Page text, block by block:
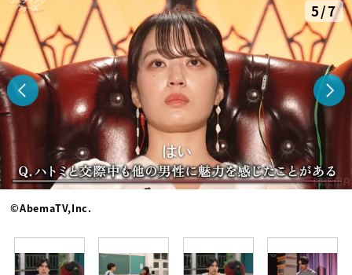
5/7
©AbemaTV,Inc.